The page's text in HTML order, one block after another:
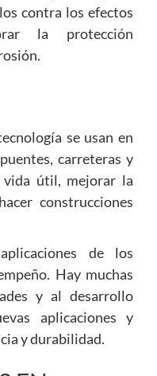
contra los efectos
la protección
se usan en
carreteras y
vida útil, mejorar la
construcciones
de los
Hay muchas
y al desarrollo
aplicaciones y
y durabilidad.